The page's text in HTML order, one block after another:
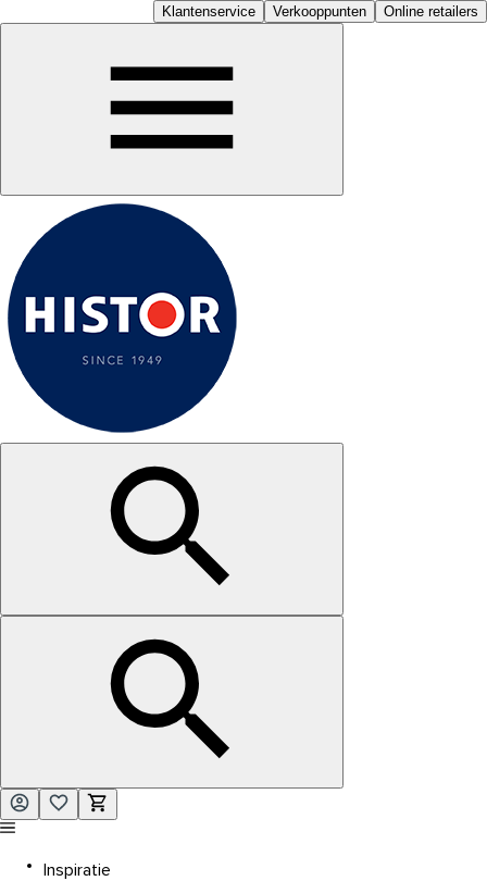
Klantenservice Verkooppunten Online retailers
Inspiratie